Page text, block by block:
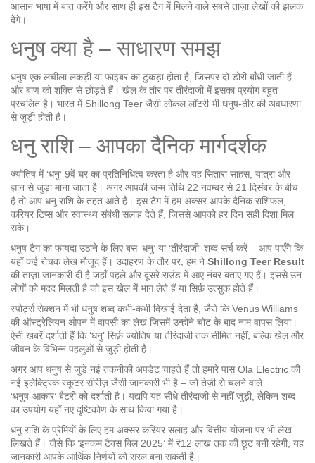
आसान भाषा में बात करेंगे और साथ ही इस टैग में मिलने वाले सबसे ताज़ा लेखों की झलक
देंगे।
धनुष क्या है – साधारण समझ
धनुष एक लचीला लकड़ी या फाइबर का टुकड़ा होता है, जिसपर दो डोरी बाँधी जाती हैं
और बाण को शक्ति से छोड़ते हैं। खेल के तौर पर तीरंदाजी में इसका प्रयोग बहुत
प्रचलित है। भारत में Shillong Teer जैसी लोकल लॉटरी भी धनुष‑तीर की अवधारणा
से जुड़ी होती है।
धनु राशि – आपका दैनिक मार्गदर्शक
ज्योतिष में ‘धनु’ 9वें घर का प्रतिनिधित्व करता है और यह सितारा साहस, यात्रा और
ज्ञान से जुड़ा माना जाता है। अगर आपकी जन्म तिथि 22 नवम्बर से 21 दिसंबर के बीच
है तो आप धनु राशि के तहत आते हैं। इस टैग में हम अक्सर आपके दैनिक राशिफल,
करियर टिप्स और स्वास्थ्य संबंधी सलाह देते हैं, जिससे आपको हर दिन सही दिशा मिल
सके।
धनुष टैग का फायदा उठाने के लिए बस ‘धनु’ या ‘तीरंदाजी’ शब्द सर्च करें – आप पाएँगे कि
यहाँ कई रोचक लेख मौजूद हैं। उदाहरण के तौर पर, हम ने Shillong Teer Result
की ताज़ा जानकारी दी है जहाँ पहले और दूसरे राउंड में आए नंबर बताए गए हैं। इससे उन
लोगों को मदद मिलती है जो इस खेल में भाग लेते हैं या सिर्फ़ उत्सुक होते हैं।
स्पोर्ट्स सेक्शन में भी धनुष शब्द कभी‑कभी दिखाई देता है, जैसे कि Venus Williams
की ऑस्ट्रेलियन ओपन में वापसी का लेख जिसमें उन्होंने चोट के बाद नाम वापस लिया।
ऐसी खबरें दर्शाती हैं कि ‘धनु’ सिर्फ़ ज्योतिष या तीरंदाजी तक सीमित नहीं, बल्कि खेल और
जीवन के विभिन्न पहलुओं से जुड़ी होती है।
अगर आप धनुष से जुड़े नई तकनीकी अपडेट चाहते हैं तो हमारे पास Ola Electric की
नई इलेक्ट्रिक स्कूटर सीरीज़ जैसी जानकारी भी है – जो तेज़ी से चलने वाले
‘धनुष‑आकार’ बैटरी को दर्शाती है। यद्यपि यह सीधे तीरंदाजी से नहीं जुड़ी, लेकिन शब्द
का उपयोग यहाँ नए दृष्टिकोण के साथ किया गया है।
धनु राशि के प्रेमियों के लिए हम अक्सर करियर सलाह और वित्तीय योजना पर भी लेख
लिखते हैं। जैसे कि ‘इनकम टैक्स बिल 2025’ में ₹12 लाख तक की छूट बनी रहेगी, यह
जानकारी आपके आर्थिक निर्णयों को सरल बना सकती है।